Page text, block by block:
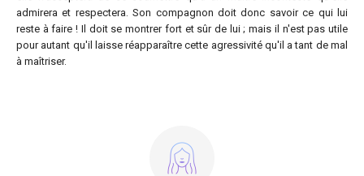
admirera et respectera. Son compagnon doit donc savoir ce qui lui
reste à faire ! Il doit se montrer fort et sûr de lui ; mais il n'est pas utile
pour autant qu'il laisse réapparaître cette agressivité qu'il a tant de mal
à maîtriser.